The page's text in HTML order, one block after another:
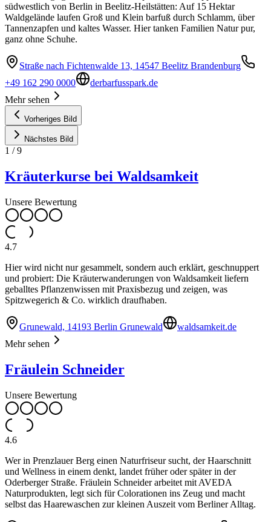
südwestlich von Berlin in Beelitz-Heilstätten: Auf 15 Hektar
Waldgelände laufen Groß und Klein barfuß durch Schlamm, über
Tannenzapfen und kaltes Wasser. Hier tanken Familien Natur pur,
ganz ohne Schuhe.
Straße nach Fichtenwalde 13, 14547 Beelitz Brandenburg
+49 162 290 0000
derbarfusspark.de
Mehr sehen
Vorheriges Bild
Nächstes Bild
1 /9
Kräuterkurse bei Waldsamkeit
Unsere Bewertung
4.7
Hier wird nicht nur gesammelt, sondern auch erklärt, geschnuppert
und probiert: Die Kräuterwanderungen von Waldsamkeit liefern
geballtes Pflanzenwissen mit Praxisbezug und zeigen, was
Spitzwegerich & Co. wirklich draufhaben.
Grunewald, 14193 Berlin Grunewald
waldsamkeit.de
Mehr sehen
Fräulein Schneider
Unsere Bewertung
4.6
Wer in Prenzlauer Berg einen Naturfriseur sucht, der Haarschnitt
und Wellness in einem denkt, landet früher oder später in der
Oderberger Straße. Fräulein Schneider arbeitet mit AVEDA
Naturprodukten, legt sich für Colorationen ins Zeug und macht
selbst das Haarewaschen zur kleinen Auszeit vom Berliner Alltag.